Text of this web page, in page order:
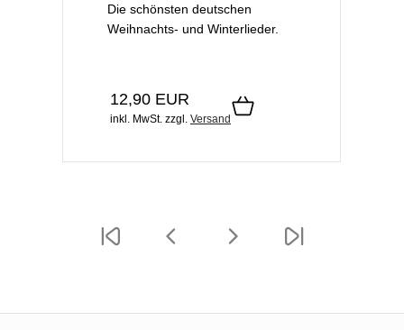
Die schönsten deutschen
Weihnachts- und Winterlieder.
12,90 EUR
inkl. MwSt. zzgl. Versand